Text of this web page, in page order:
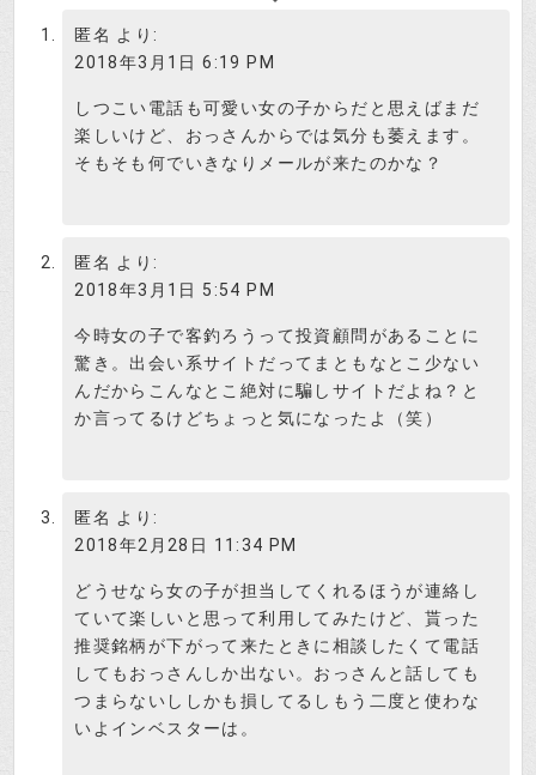
検証さつき
そういうのは無料とは言わないわね
(笑）でも、これで有料サービスを提
供している確認ができたから、違法
投資はじめ
検証さつき
女の声で騙されちゃだめよ。
投資はじめ
検証さつき
性を感じないけど、銘柄レビューペ
ージで提供銘柄のレビューもやって
ます。
株式投資インベスターの評判
匿名 より:
2018年3月1日 6:19 PM
しつこい電話も可愛い女の子からだと思えばまだ
楽しいけど、おっさんからでは気分も萎えます。
そもそも何でいきなりメールが来たのかな？
匿名 より:
2018年3月1日 5:54 PM
今時女の子で客釣ろうって投資顧問があることに
驚き。出会い系サイトだってまともなとこ少ない
んだからこんなとこ絶対に騙しサイトだよね？と
か言ってるけどちょっと気になったよ（笑）
匿名 より:
2018年2月28日 11:34 PM
どうせなら女の子が担当してくれるほうが連絡し
ていて楽しいと思って利用してみたけど、貰った
推奨銘柄が下がって来たときに相談したくて電話
してもおっさんしか出ない。おっさんと話しても
つまらないししかも損してるしもう二度と使わな
いよインベスターは。